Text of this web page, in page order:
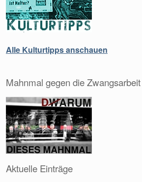
Alle Kulturtipps anschauen
Mahnmal gegen die Zwangsarbeit
Aktuelle Einträge